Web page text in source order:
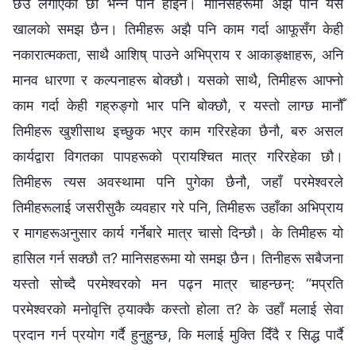
खालको समझ छैन। तिमीहरू अझै पनि काम गर्दा आफूसँग केही
नकारात्मकता, साथै आशिष् पाउने अभिप्राय र आकाङ्क्षाहरू, अनि
मानव धारणा र कल्पनाहरू बोक्छौ। यसको साथै, तिमीहरू आफ्नो
काम गर्दा केही गह्रुङ्गो भार पनि बोक्छौ, र यस्तो लाग्छ मानौँ
तिमीहरू खुशीसाथ इच्छुक भएर काम गरिरहेका छैनौ, बरु असल
कार्यद्वारा विगतका पापहरूको प्रायश्चित मात्र गरिरहेका छौ।
तिमीहरू त्यस अवस्थामा पनि पुगेका छैनौ, जहाँ परमेश्‍वरले
तिमीहरूलाई जसरीसुकै व्यवहार गरे पनि, तिमीहरू उहाँका अभिप्राय
र मागहरूअनुसार कार्य गर्नेबारे मात्र चासो दिन्छौ। के तिमीहरू यो
हासिल गर्न सक्छौ त? मानिसहरूमा यो समझ छैन। तिनीहरू सबैजना
यस्तो सोच्दै परमेश्‍वरको मन पढ्न मात्र चाहन्छन्: “मप्रति
परमेश्‍वरको मनोवृत्ति ठ्याक्कै कस्तो होला त? के उहाँ मलाई सेवा
प्रदान गर्न प्रयोग गर्दै हुनुहुन्छ, कि मलाई मुक्ति दिँदै र सिद्ध पार्दै